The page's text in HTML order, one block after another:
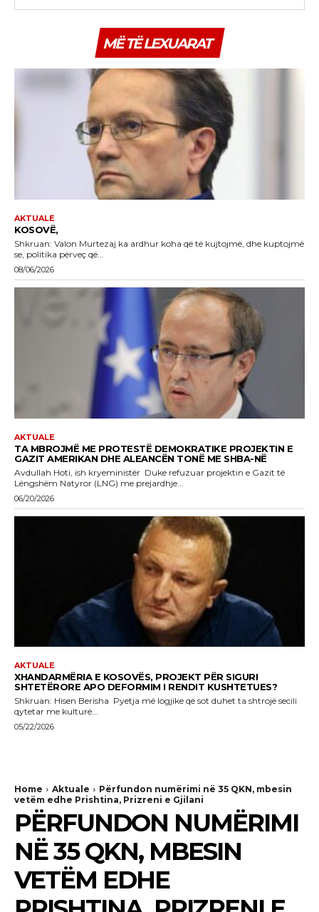
MË TË LEXUARAT
AKTUALE
KOSOVË,
Shkruan: Valon Murtezaj ka ardhur koha që të kujtojmë, dhe kuptojmë
se, politika përveç që...
08/06/2026
AKTUALE
TA MBROJMË ME PROTESTË DEMOKRATIKE PROJEKTIN E
GAZIT AMERIKAN DHE ALEANCËN TONË ME SHBA-NË
Avdullah Hoti, ish kryeministër Duke refuzuar projektin e Gazit të
Lëngshëm Natyror (LNG) me prejardhje...
06/20/2026
AKTUALE
XHANDARMËRIA E KOSOVËS, PROJEKT PËR SIGURI
SHTETËRORE APO DEFORMIM I RENDIT KUSHTETUES?
Shkruan: Hisen Berisha Pyetja më logjike që sot duhet ta shtrojë secili
qytetar me kulturë...
05/22/2026